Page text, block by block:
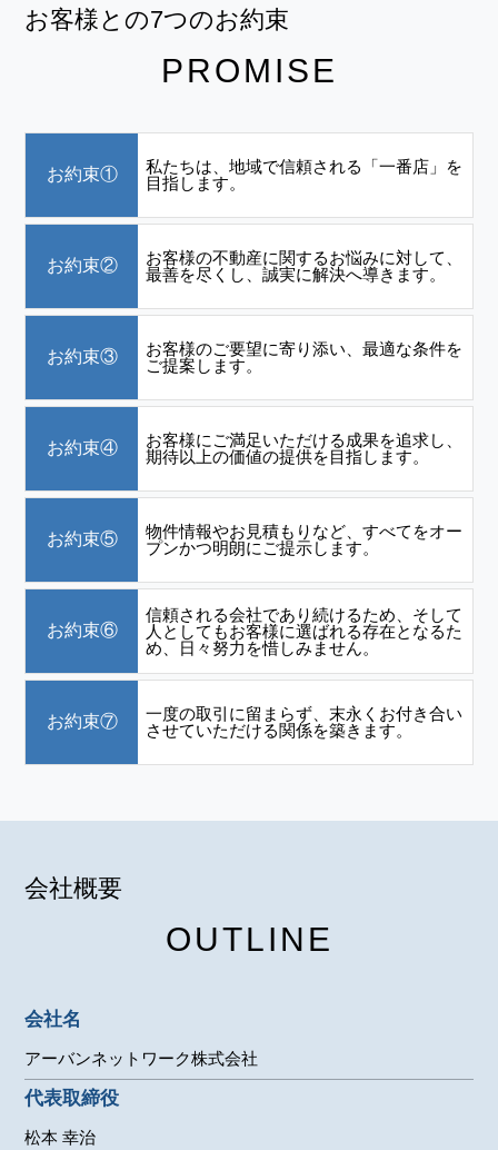
お客様との7つのお約束
PROMISE
お約束①
私たちは、地域で信頼される「一番店」を
目指します。
お約束②
お客様の不動産に関するお悩みに対して、
最善を尽くし、誠実に解決へ導きます。
お約束③
お客様のご要望に寄り添い、最適な条件を
ご提案します。
お約束④
お客様にご満足いただける成果を追求し、
期待以上の価値の提供を目指します。
お約束⑤
物件情報やお見積もりなど、すべてをオー
プンかつ明朗にご提示します。
お約束⑥
信頼される会社であり続けるため、そして
人としてもお客様に選ばれる存在となるた
め、日々努力を惜しみません。
お約束⑦
一度の取引に留まらず、末永くお付き合い
させていただける関係を築きます。
会社概要
OUTLINE
会社名
アーバンネットワーク株式会社
代表取締役
松本 幸治